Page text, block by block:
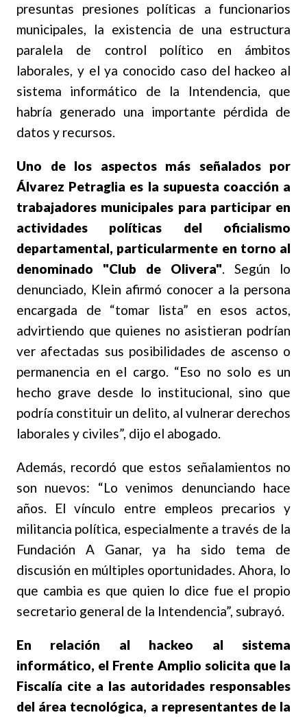
presuntas presiones políticas a funcionarios
municipales, la existencia de una estructura
paralela de control político en ámbitos
laborales, y el ya conocido caso del hackeo al
sistema informático de la Intendencia, que
habría generado una importante pérdida de
datos y recursos.
Uno de los aspectos más señalados por
Álvarez Petraglia es la supuesta coacción a
trabajadores municipales para participar en
actividades políticas del oficialismo
departamental, particularmente en torno al
denominado "Club de Olivera". Según lo
denunciado, Klein afirmó conocer a la persona
encargada de “tomar lista” en esos actos,
advirtiendo que quienes no asistieran podrían
ver afectadas sus posibilidades de ascenso o
permanencia en el cargo. “Eso no solo es un
hecho grave desde lo institucional, sino que
podría constituir un delito, al vulnerar derechos
laborales y civiles”, dijo el abogado.
Además, recordó que estos señalamientos no
son nuevos: “Lo venimos denunciando hace
años. El vínculo entre empleos precarios y
militancia política, especialmente a través de la
Fundación A Ganar, ya ha sido tema de
discusión en múltiples oportunidades. Ahora, lo
que cambia es que quien lo dice fue el propio
secretario general de la Intendencia”, subrayó.
En relación al hackeo al sistema
informático, el Frente Amplio solicita que la
Fiscalía cite a las autoridades responsables
del área tecnológica, a representantes de la